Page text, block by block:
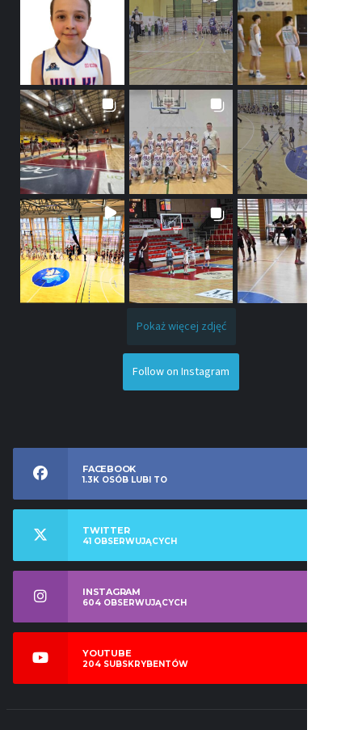
Pokaż więcej zdjęć
Follow on Instagram
FACEBOOK
1.3K OSÓB LUBI TO
TWITTER
41 OBSERWUJĄCYCH
INSTAGRAM
604 OBSERWUJĄCYCH
YOUTUBE
204 SUBSKRYBENTÓW